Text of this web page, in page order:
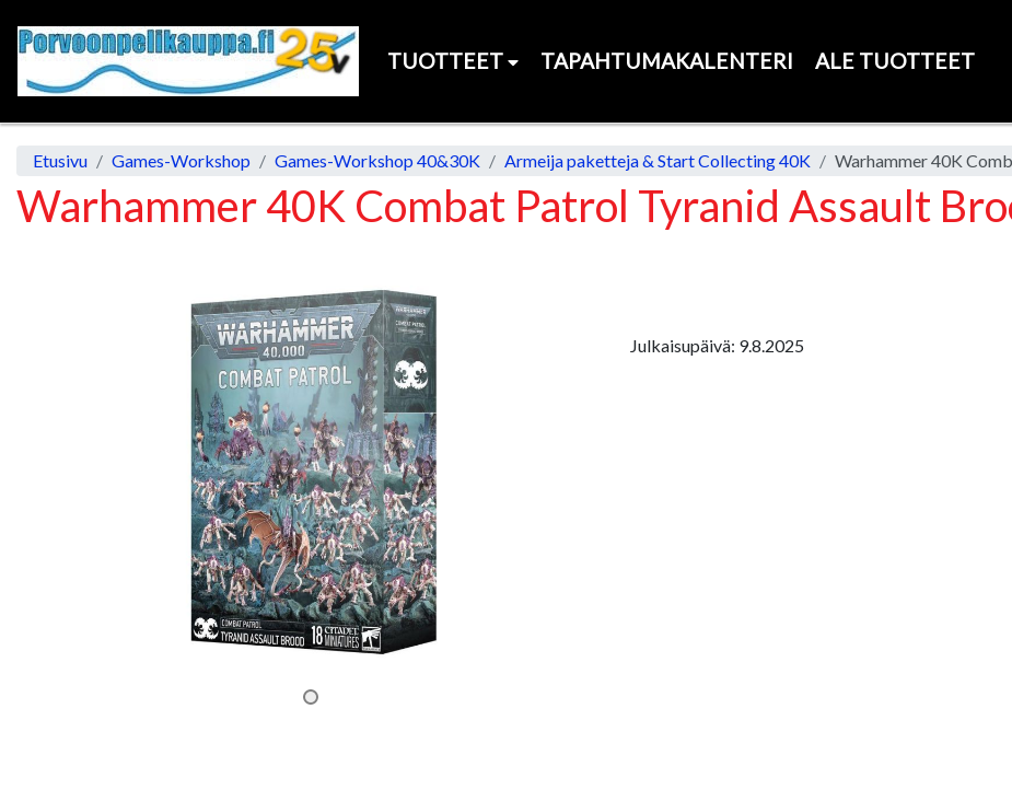
TUOTTEET TAPAHTUMAKALENTERI ALE TUOTTEET
Etusivu Games-Workshop Games-Workshop 40&30K Armeija paketteja & Start Collecting 40K
Warhammer 40K Combat Patrol Tyranid Assault
Julkaisupäivä: 9.8.2025